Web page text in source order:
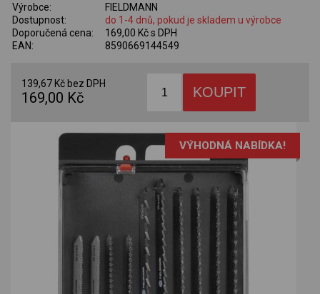
Výrobce:
FIELDMANN
Dostupnost:
do 1-4 dnů, pokud je skladem u výrobce
Doporučená cena:
169,00 Kč s DPH
EAN:
8590669144549
139,67 Kč bez DPH
169,00 Kč
VÝHODNÁ NABÍDKA!